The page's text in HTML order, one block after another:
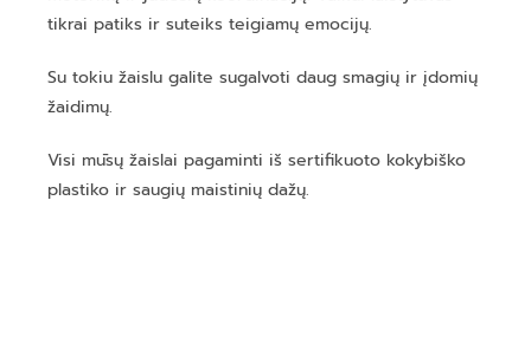
tikrai patiks ir suteiks teigiamų emocijų.
Su tokiu žaislu galite sugalvoti daug smagių ir įdomių
žaidimų.
Visi mūsų žaislai pagaminti iš sertifikuoto kokybiško
plastiko ir saugių maistinių dažų.